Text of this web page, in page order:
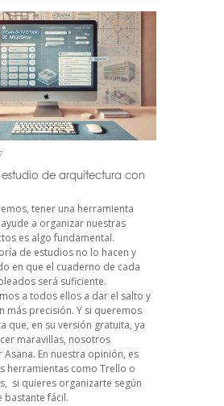
estudio de arquitectura con
tener una herramienta
a organizar nuestras
es algo fundamental.
de estudios no lo hacen y
en que el cuaderno de cada
será suficiente.
a todos ellos a dar el salto y
más precisión. Y si queremos
que, en su versión gratuita, ya
maravillas, nosotros
En nuestra opinión, es
herramientas como Trello o
si quieres organizarte según
bastante fácil.